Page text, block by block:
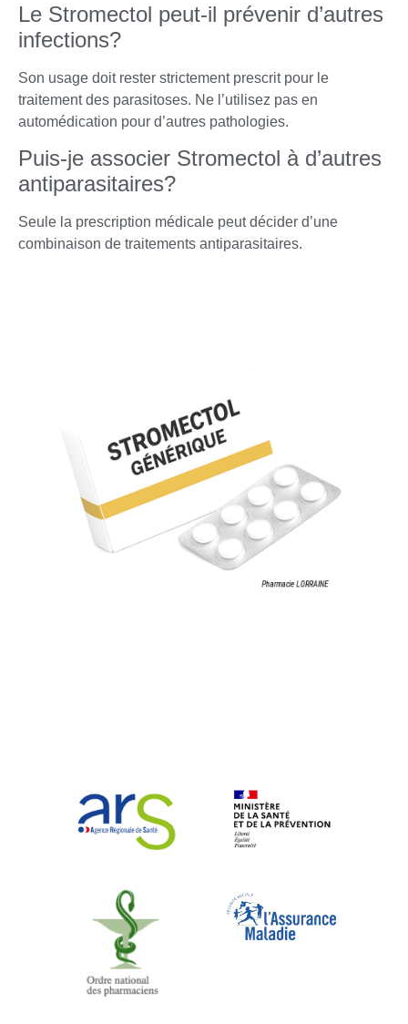
Le Stromectol peut-il prévenir d’autres
infections?
Son usage doit rester strictement prescrit pour le
traitement des parasitoses. Ne l’utilisez pas en
automédication pour d’autres pathologies.
Puis-je associer Stromectol à d’autres
antiparasitaires?
Seule la prescription médicale peut décider d’une
combinaison de traitements antiparasitaires.